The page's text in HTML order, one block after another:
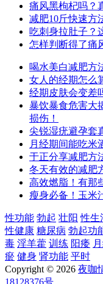
痛风黑枸杞吗？
减肥10斤快速方
吃刺身拉肚子？
怎样判断得了痛
喝水美白减肥方
女人的经期怎么
经期皮肤会变差
暴饮暴食危害大
损伤！
尖锐湿疣避孕套
月经期间能吃米
于正分享减肥方
冬天有效的减肥
高效燃脂！有那
瘦身必备！玉米
性功能 勃起 壮阳 性生
性健康 糖尿病 勃起功
毒 淫羊藿 训练 阳痿
瘀 健身 肾功能 平时
Copyright © 2026 夜咖